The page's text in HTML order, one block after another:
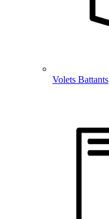
Volets Battants